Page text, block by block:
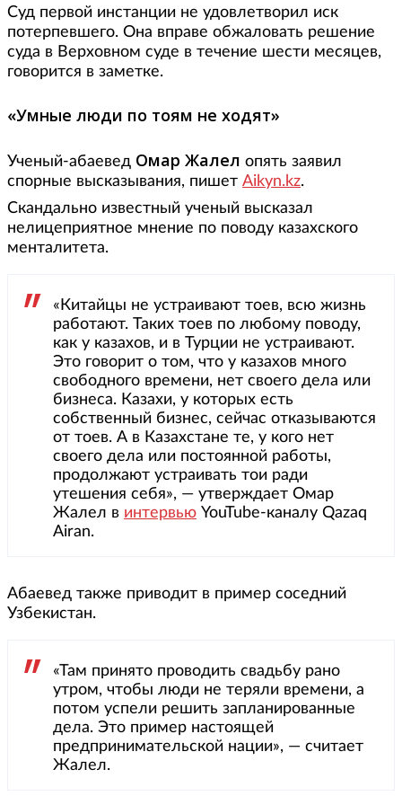
Суд первой инстанции не удовлетворил иск
потерпевшего. Она вправе обжаловать решение
суда в Верховном суде в течение шести месяцев,
говорится в заметке.
«Умные люди по тоям не ходят»
Ученый-абаевед Омар Жалел опять заявил
спорные высказывания, пишет Aikyn.kz.
Скандально известный ученый высказал
нелицеприятное мнение по поводу казахского
менталитета.
«Китайцы не устраивают тоев, всю жизнь
работают. Таких тоев по любому поводу,
как у казахов, и в Турции не устраивают.
Это говорит о том, что у казахов много
свободного времени, нет своего дела или
бизнеса. Казахи, у которых есть
собственный бизнес, сейчас отказываются
от тоев. А в Казахстане те, у кого нет
своего дела или постоянной работы,
продолжают устраивать тои ради
утешения себя», — утверждает Омар
Жалел в интервью YouTube-каналу Qazaq
Airan.
Абаевед также приводит в пример соседний
Узбекистан.
«Там принято проводить свадьбу рано
утром, чтобы люди не теряли времени, а
потом успели решить запланированные
дела. Это пример настоящей
предпринимательской нации», — считает
Жалел.